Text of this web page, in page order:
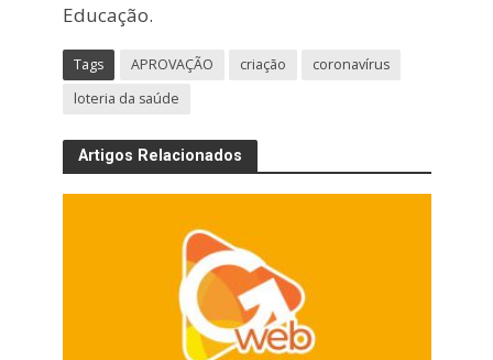
Educação.
Tags APROVAÇÃO criação
coronavírus
loteria da saúde
Artigos Relacionados